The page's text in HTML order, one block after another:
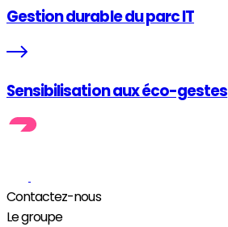
Gestion durable du parc IT
Sensibilisation aux éco-gestes
Contactez-nous
Le groupe